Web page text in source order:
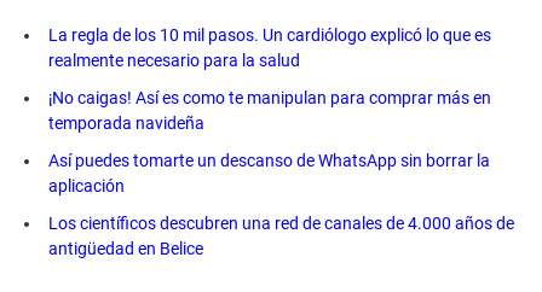
La regla de los 10 mil pasos. Un cardiólogo explicó lo que es
realmente necesario para la salud
¡No caigas! Así es como te manipulan para comprar más en
temporada navideña
Así puedes tomarte un descanso de WhatsApp sin borrar la
aplicación
Los científicos descubren una red de canales de 4.000 años de
antigüedad en Belice